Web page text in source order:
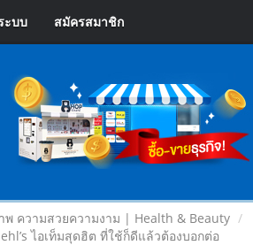
ะบบ สมัครสมาชิก
พ ความสวยความงาม | Health & Beauty
ไอเท็มสุดฮิต ที่ใช้ก็ดีแล้วต้องบอกต่อ